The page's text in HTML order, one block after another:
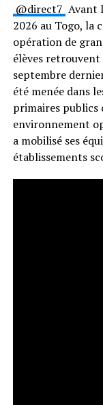
⁨@direct7⁩ Avant
2026 au Togo, la
opération de
élèves retrouvent
septembre
été menée dans
primaires publics
environnement
a mobilisé ses
établissements